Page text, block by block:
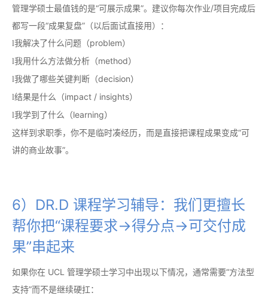
管理学硕士最值钱的是“可展示成果”。建议你每次作业/项目完成后
都写一段“成果复盘”（以后面试直接用）：
l我解决了什么问题（problem）
l我用什么方法做分析（method）
l我做了哪些关键判断（decision）
l结果是什么（impact / insights）
l我学到了什么（learning）
这样到求职季，你不是临时凑经历，而是直接把课程成果变成“可
讲的商业故事”。
6）DR.D 课程学习辅导：我们更擅长
帮你把“课程要求→得分点→可交付成
果”串起来
如果你在 UCL 管理学硕士学习中出现以下情况，通常需要“方法型
支持”而不是继续硬扛：